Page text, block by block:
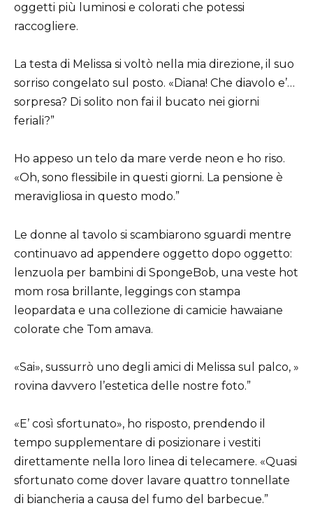
oggetti più luminosi e colorati che potessi
raccogliere.
La testa di Melissa si voltò nella mia direzione, il suo
sorriso congelato sul posto. «Diana! Che diavolo e’…
sorpresa? Di solito non fai il bucato nei giorni
feriali?”
Ho appeso un telo da mare verde neon e ho riso.
«Oh, sono flessibile in questi giorni. La pensione è
meravigliosa in questo modo.”
Le donne al tavolo si scambiarono sguardi mentre
continuavo ad appendere oggetto dopo oggetto:
lenzuola per bambini di SpongeBob, una veste hot
mom rosa brillante, leggings con stampa
leopardata e una collezione di camicie hawaiane
colorate che Tom amava.
«Sai», sussurrò uno degli amici di Melissa sul palco, »
rovina davvero l’estetica delle nostre foto.”
«E’ così sfortunato», ho risposto, prendendo il
tempo supplementare di posizionare i vestiti
direttamente nella loro linea di telecamere. «Quasi
sfortunato come dover lavare quattro tonnellate
di biancheria a causa del fumo del barbecue.”